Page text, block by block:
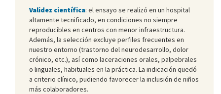
Validez científica: el ensayo se realizó en un hospital
altamente tecnificado, en condiciones no siempre
reproducibles en centros con menor infraestructura.
Además, la selección excluye perfiles frecuentes en
nuestro entorno (trastorno del neurodesarrollo, dolor
crónico, etc.), así como laceraciones orales, palpebrales
o linguales, habituales en la práctica. La indicación quedó
a criterio clínico, pudiendo favorecer la inclusión de niños
más colaboradores.